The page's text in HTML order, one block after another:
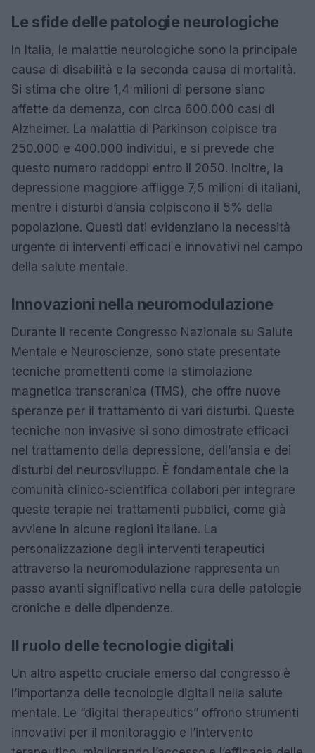
Le sfide delle patologie neurologiche
In Italia, le malattie neurologiche sono la principale
causa di disabilità e la seconda causa di mortalità.
Si stima che oltre 1,4 milioni di persone siano
affette da demenza, con circa 600.000 casi di
Alzheimer. La malattia di Parkinson colpisce tra
250.000 e 400.000 individui, e si prevede che
questo numero raddoppi entro il 2050. Inoltre, la
depressione maggiore affligge 7,5 milioni di italiani,
mentre i disturbi d’ansia colpiscono il 5% della
popolazione. Questi dati evidenziano la necessità
urgente di interventi efficaci e innovativi nel campo
della salute mentale.
Innovazioni nella neuromodulazione
Durante il recente Congresso Nazionale su Salute
Mentale e Neuroscienze, sono state presentate
tecniche promettenti come la stimolazione
magnetica transcranica (TMS), che offre nuove
speranze per il trattamento di vari disturbi. Queste
tecniche non invasive si sono dimostrate efficaci
nel trattamento della depressione, dell’ansia e dei
disturbi del neurosviluppo. È fondamentale che la
comunità clinico-scientifica collabori per integrare
queste terapie nei trattamenti pubblici, come già
avviene in alcune regioni italiane. La
personalizzazione degli interventi terapeutici
attraverso la neuromodulazione rappresenta un
passo avanti significativo nella cura delle patologie
croniche e delle dipendenze.
Il ruolo delle tecnologie digitali
Un altro aspetto cruciale emerso dal congresso è
l’importanza delle tecnologie digitali nella salute
mentale. Le “digital therapeutics” offrono strumenti
innovativi per il monitoraggio e l’intervento